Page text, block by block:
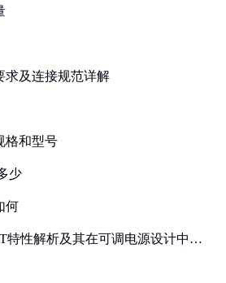
求及连接规范详解
格和型号
少
何
特性解析及其在可调电源设计中的